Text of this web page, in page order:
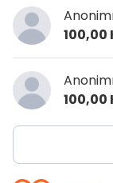
100,00
100,00